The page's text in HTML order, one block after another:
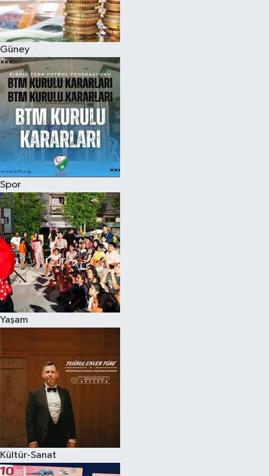
Güney
Spor
Yaşam
Kültür-Sanat